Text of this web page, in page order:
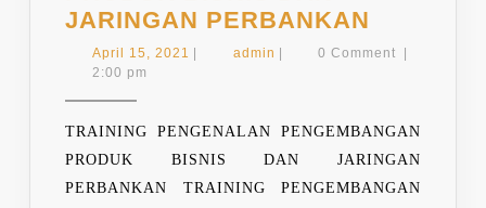
JARINGAN PERBANKAN
DAN
April 15, 2021 April
| admin admin
| 0 Comment
|
2:00 pm
TRAINING PENGENALAN PENGEMBANGAN
PRODUK BISNIS DAN JARINGAN
PERBANKAN TRAINING PENGEMBANGAN